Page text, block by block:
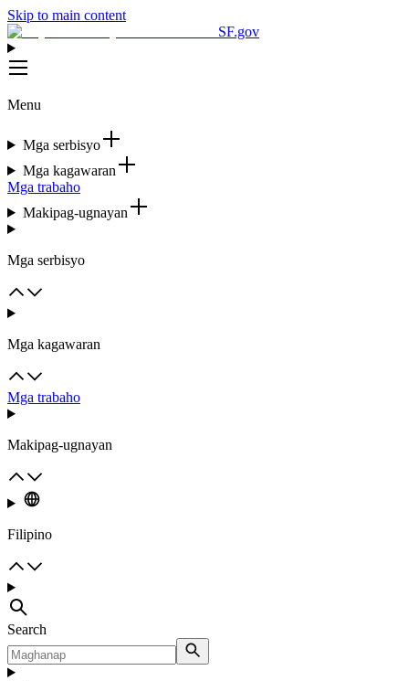
Skip to main content
SF.gov
Menu
Mga serbisyo
Mga kagawaran
Mga trabaho
Makipag-ugnayan
Mga serbisyo
Mga kagawaran
Mga trabaho
Makipag-ugnayan
Filipino
Search